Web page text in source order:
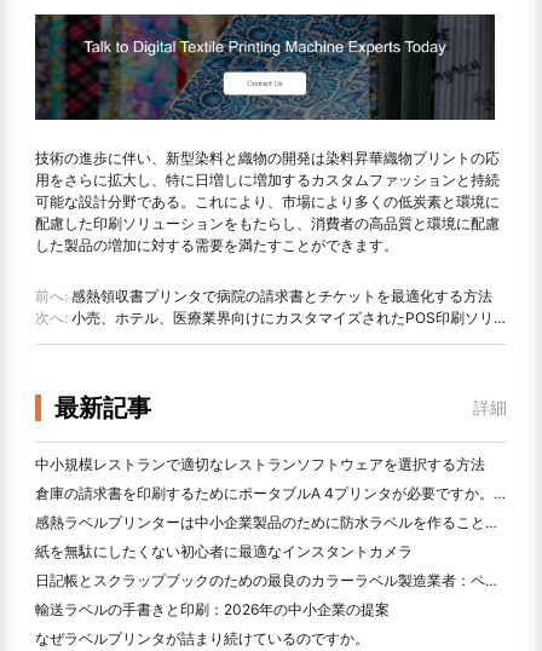
技術の進歩に伴い、新型染料と織物の開発は染料昇華織物プリントの応
用をさらに拡大し、特に日増しに増加するカスタムファッションと持続
可能な設計分野である。これにより、市場により多くの低炭素と環境に
配慮した印刷ソリューションをもたらし、消費者の高品質と環境に配慮
した製品の増加に対する需要を満たすことができます。
前へ: 感熱領収書プリンタで病院の請求書とチケットを最適化する方法
次へ: 小売、ホテル、医療業界向けにカスタマイズされたPOS印刷ソリューション
最新記事 詳細
中小規模レストランで適切なレストランソフトウェアを選択する方法
倉庫の請求書を印刷するためにポータブルA 4プリンタが必要ですか。何が本当に効果的なのか
感熱ラベルプリンターは中小企業製品のために防水ラベルを作ることができますか？
紙を無駄にしたくない初心者に最適なインスタントカメラ
日記帳とスクラップブックのための最良のカラーラベル製造業者：ページごとにさらに色を追加
輸送ラベルの手書きと印刷：2026年の中小企業の提案
なぜラベルプリンタが詰まり続けているのですか。